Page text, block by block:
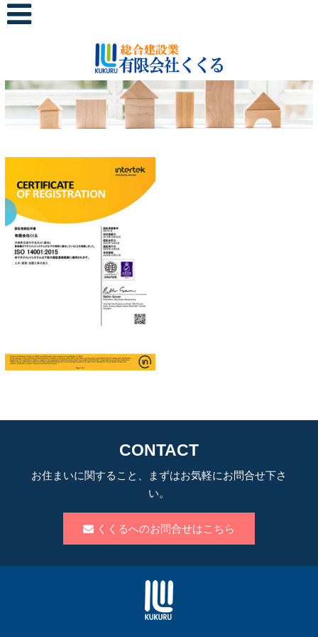
CONTACT
お住まいに関すること、まずはお気軽にお問合せ下さ
い。
くくるへのお問合せはこちら